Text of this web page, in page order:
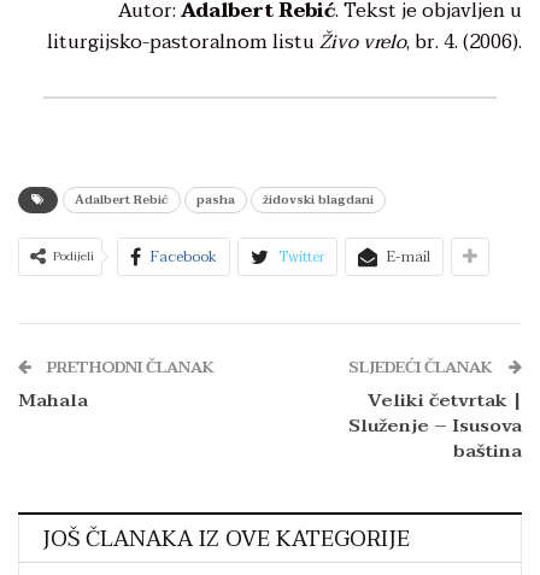
Autor:Adalbert Rebić. Tekst je objavljen u
liturgijsko-pastoralnom listuŽivo vrelo, br. 4. (2006).
Adalbert Rebić pasha židovski blagdani
Podijeli Facebook Twitter E-mail
PRETHODNI ČLANAK
Mahala
SLJEDEĆI ČLANAK
Veliki četvrtak |
Služenje – Isusova
baština
JOŠ ČLANAKA IZ OVE KATEGORIJE